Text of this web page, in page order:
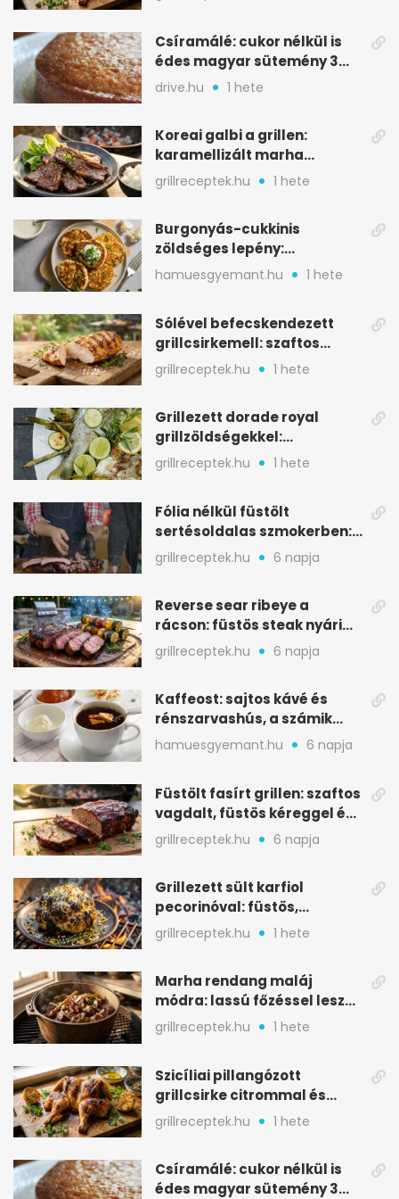
Csíramálé: cukor nélkül is
édes magyar sütemény 3
alapanyagból
drive.hu 1 hete
Koreai galbi a grillen:
karamellizált marha
rövidborda gyorsan
grillreceptek.hu 1 hete
Burgonyás-cukkinis
zöldséges lepény:
aranybarna, szaftos, hús
nélkül is
hamuesgyemant.hu 1 hete
Sólével befecskendezett
grillcsirkemell: szaftos
marad, nem szárad ki
grillreceptek.hu 1 hete
Grillezett dorade royal
grillzöldségekkel:
mediterrán ízek a rostélyról
grillreceptek.hu 1 hete
Fólia nélkül füstölt
sertésoldalas szmokerben:
ropogós bark, 6 óra
grillreceptek.hu 6 napja
Reverse sear ribeye a
rácson: füstös steak nyári
tökkebabbal
grillreceptek.hu 6 napja
Kaffeost: sajtos kávé és
rénszarvashús, a számik
melegítő itala
hamuesgyemant.hu 6 napja
Füstölt fasírt grillen: szaftos
vagdalt, füstös kéreggel és
BBQ mázzal
grillreceptek.hu 6 napja
Grillezett sült karfiol
pecorinóval: füstös,
karamellizált nyári kedvenc
grillreceptek.hu 1 hete
Marha rendang maláj
módra: lassú főzéssel lesz
igazán szaftos
grillreceptek.hu 1 hete
Szicíliai pillangózott
grillcsirke citrommal és
oregánóval
grillreceptek.hu 1 hete
Csíramálé: cukor nélkül is
édes magyar sütemény 3